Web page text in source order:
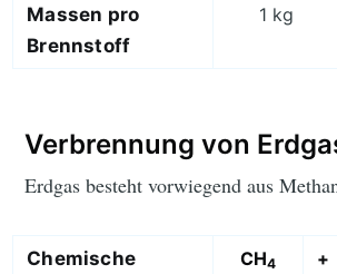
Massen pro
Brennstoff
1 kg
Verbrennung von
Erdgas besteht vorwiegend aus
Chemische
CH4 +